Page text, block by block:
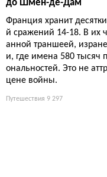
до Шмен-де-Дам
Франция хранит
й сражений 14-18. В их
анной траншеей,
и, где имена 580 тысяч
ональностей. Это не
цене войны.
Путешествия 9 297